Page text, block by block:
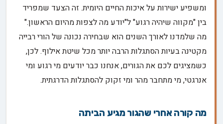
ומשפיע ישירות על איכות החיים היומית. זה הצעד שמפריד
בין "מקווה שיהיה רגוע" ל"יודע מה לצפות מהיום הראשון."
מה שלמדנו לאורך השנים הוא שבחירה נכונה של הורי רבייה
מקטינה בעיות הסתגלות הרבה יותר מכל שיטת אילוף. לכן,
כשמציגים לכם את הגורים, אנחנו כבר יודעים מי רגוע ומי
אנרגטי, מי מתחבר מהר ומי זקוק להסתגלות הדרגתית.
מה קורה אחרי שהגור מגיע הביתה